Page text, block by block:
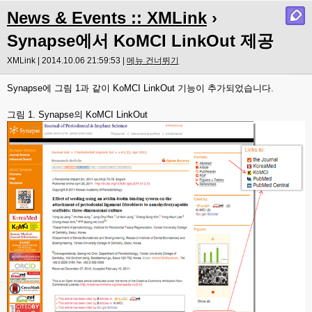
News & Events :: XMLink ›
Synapse에서 KoMCI LinkOut 제공
XMLink | 2014.10.06 21:59:53 | 메뉴 건너뛰기
Synapse에 그림 1과 같이 KoMCI LinkOut 기능이 추가되었습니다.
그림 1. Synapse의 KoMCI LinkOut